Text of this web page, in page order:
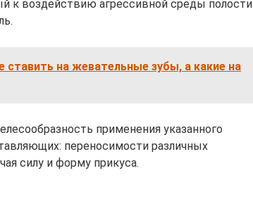
к воздействию агрессивной среды полости
ставить на жевательные зубы, а какие на
применения указанного
переносимости различных
силу и форму прикуса.